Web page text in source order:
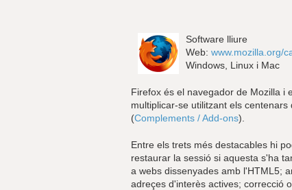
Software lliure
Web: www.mozilla.org/
Windows, Linux i Mac
Firefox és el navegador de Mozilla i
multiplicar-se utilitzant els
(Complements / Add-ons).
Entre els trets més destacables hi
restaurar la sessió si aquesta s'ha
a webs dissenyades amb l'HTML5;
adreçes d'interès actives; correcció